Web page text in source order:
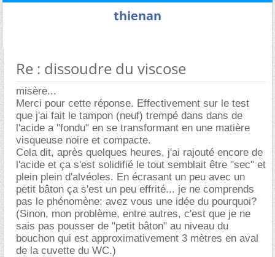
thienan
Re : dissoudre du viscose
misère...
Merci pour cette réponse. Effectivement sur le test
que j'ai fait le tampon (neuf) trempé dans dans de
l'acide a "fondu" en se transformant en une matière
visqueuse noire et compacte.
Cela dit, après quelques heures, j'ai rajouté encore de
l'acide et ça s'est solidifié le tout semblait être "sec" et
plein plein d'alvéoles. En écrasant un peu avec un
petit bâton ça s'est un peu effrité... je ne comprends
pas le phénomène: avez vous une idée du pourquoi?
(Sinon, mon problème, entre autres, c'est que je ne
sais pas pousser de "petit bâton" au niveau du
bouchon qui est approximativement 3 mètres en aval
de la cuvette du WC.)